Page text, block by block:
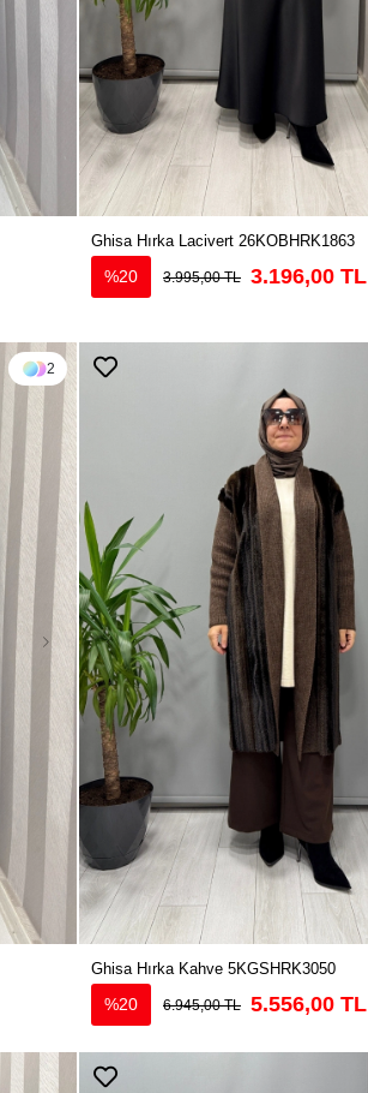
Ghisa Hırka Lacivert 26KOBHRK1863
%20 3.995,00 TL 3.196,00 TL
2
Ghisa Hırka Kahve 5KGSHRK3050
%20 6.945,00 TL 5.556,00 TL